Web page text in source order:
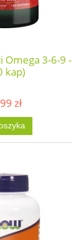
Omega 3-6-9 -
kap)
zł